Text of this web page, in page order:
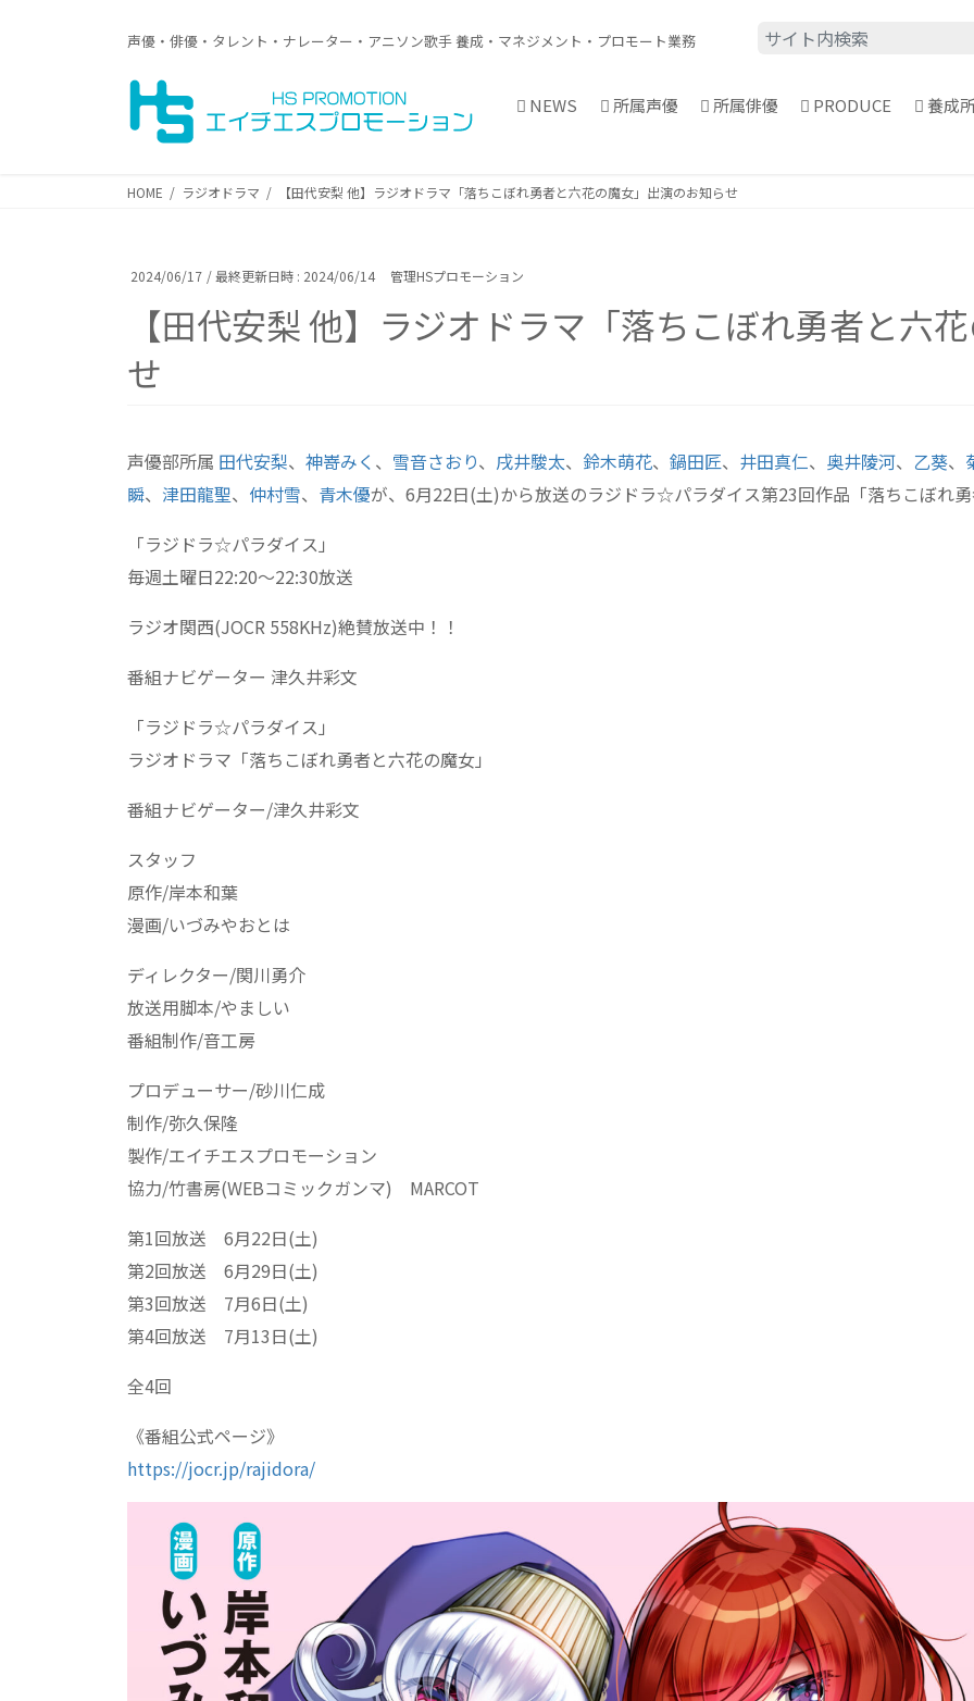
声優・俳優・タレント・ナレーター・アニソン歌手 養成・ マネジメント・プロモート業務
NEWS 所属声優 所属俳優 PRODUCE 養成
HOME ラジオドラマ 【田代安梨 他】ラジオドラマ「落ちこぼれ勇者と六花の魔女」出演のお知らせ
2024/06/17 / 最終更新日時 : 2024/06/14 管理HSプロモーション
【田代安梨 他】ラジオドラマ「落ちこぼれ勇者と六
せ
声優部所属 田代安梨、 神嵜みく 、 雪音さおり、 戌井駿太、 鈴木萌花、 鍋田匠、 井田真仁、 奥井陵河、 乙葵、
瞬、 津田龍聖、 仲村雪、 青木優が、6月22日(土)から放送のラジドラ☆パラダイス第23回作品「落ちこぼれ
「ラジドラ☆パラダイス」
毎週土曜日22:20〜22:30放送
ラジオ関西(JOCR 558KHz)絶賛放送中！！
番組ナビゲーター 津久井彩文
「ラジドラ☆パラダイス」
ラジオドラマ「落ちこぼれ勇者と六花の魔女」
番組ナビゲーター/津久井彩文
スタッフ
原作/岸本和葉
漫画/いづみやおとは
ディレクター/関川勇介
放送用脚本/やましい
番組制作/音工房
プロデューサー/砂川仁成
制作/弥久保隆
製作/エイチエスプロモーション
協力/竹書房(WEBコミックガンマ) MARCOT
第1回放送 6月22日(土)
第2回放送 6月29日(土)
第3回放送 7月6日(土)
第4回放送 7月13日(土)
全4回
《番組公式ページ》
https://jocr.jp/rajidora/